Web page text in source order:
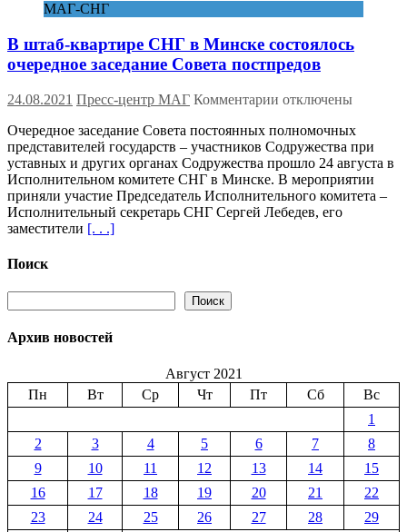
МАГ-СНГ
В штаб-квартире СНГ в Минске состоялось
очередное заседание Совета постпредов
24.08.2021 Пресс-центр МАГ Комментарии к
В
штаб-
квартире
СНГ
в
Минске
отключены
Очередное заседание Совета постоянных полномочных
представителей государств – участников Содружества при
уставных и других органах Содружества прошло 24 августа в
Исполнительном комитете СНГ в Минске. В мероприятии
приняли участие Председатель Исполнительного комитета –
Исполнительный секретарь СНГ Сергей Лебедев, его
заместители [. . .]
Поиск
Поиск
Архив новостей
Август 2021
Пн
Вт Ср Чт Пт Сб
Вс
1
2
3 4 5 6 7
8
9
10 11 12 13 14
15
16
17 18 19 20 21
22
23
24 25 26 27 28
29